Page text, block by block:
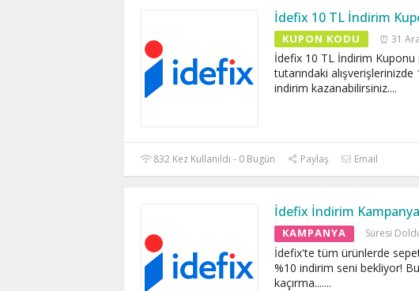
İdefix 10 TL İndirim
KUPON KODU ⏰ 31
İdefix 10 TL İndirim Kuponu
tutarındaki alışverişlerinizde
indirim kazanabilirsiniz....
832 Kez Kullanıldı - 0 Bugün Paylaş Email
İdefix İndirim
KAMPANYA Süresi
İdefix'te tüm ürünlerde
%10 indirim seni bekliyor! Bu
kaçırma.......